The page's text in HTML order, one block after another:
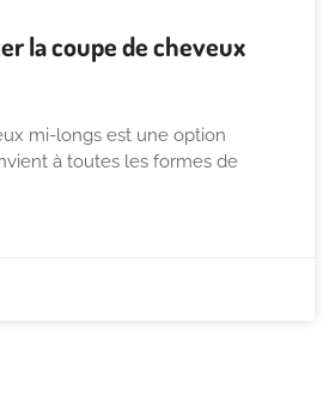
la coupe de cheveux
mi-longs est une option
à toutes les formes de